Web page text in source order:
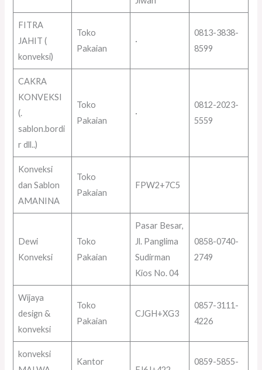
FITRA
JAHIT (
konveksi)
Toko
Pakaian
·
0813-3838-
8599
CAKRA
KONVEKSI
(.
sablon.bordi
r dll..)
Toko
Pakaian
·
0812-2023-
5559
Konveksi
dan Sablon
AMANINA
Toko
Pakaian
FPW2+7C5
Dewi
Konveksi
Toko
Pakaian
Pasar Besar,
Jl. Panglima
Sudirman
Kios No. 04
0858-0740-
2749
Wijaya
design &
konveksi
Toko
Pakaian
CJGH+XG3
0857-3111-
4226
konveksi
Kantor
0859-5855-